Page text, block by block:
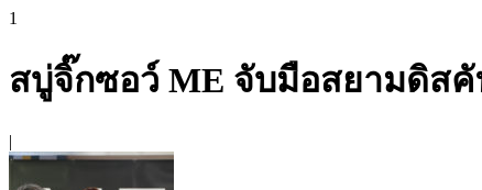
1
สบู่จิ๊กซอว์ ME จับมือสยามดิสคั
|